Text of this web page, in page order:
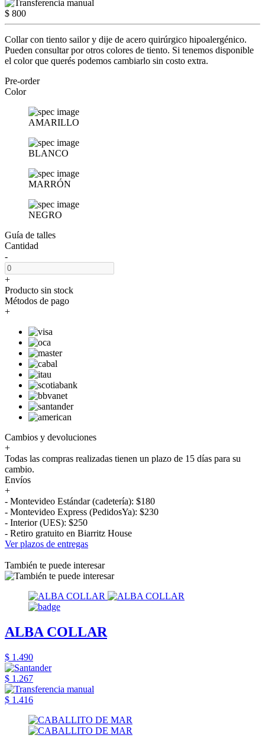
$ 800
Collar con tiento sailor y dije de acero quirúrgico hipoalergénico.
Pueden consultar por otros colores de tiento. Si tenemos disponible
el color que querés podemos cambiarlo sin costo extra.
Pre-order
Color
AMARILLO
BLANCO
MARRÓN
NEGRO
Guía de talles
Cantidad
-
+
Producto sin stock
Métodos de pago
+
Cambios y devoluciones
+
Todas las compras realizadas tienen un plazo de 15 días para su
cambio.
Envíos
+
- Montevideo Estándar (cadetería): $180
- Montevideo Express (PedidosYa): $230
- Interior (UES): $250
- Retiro gratuito en Biarritz House
Ver plazos de entregas
También te puede interesar
ALBA COLLAR
$ 1.490
$ 1.267
$ 1.416